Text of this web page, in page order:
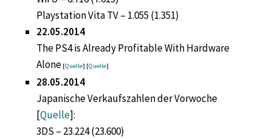
Playstation Vita TV – 1.055 (1.351)
22.05.2014
The PS4 is Already Profitable With Hardware
Alone [Quelle] [Quelle]
28.05.2014
Japanische Verkaufszahlen der Vorwoche
[Quelle]:
3DS – 23.224 (23.600)